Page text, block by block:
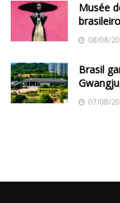
Musée
08/08/
Brasil
07/08/